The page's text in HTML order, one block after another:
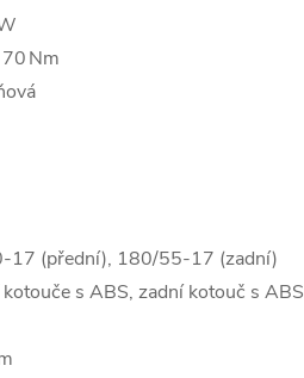
Nm
17 (přední), 180/55-17 (zadní)
s ABS, zadní kotouč s ABS